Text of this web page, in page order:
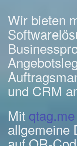
Wir bieten
und CRM
Mit qtag.me
allgemeine